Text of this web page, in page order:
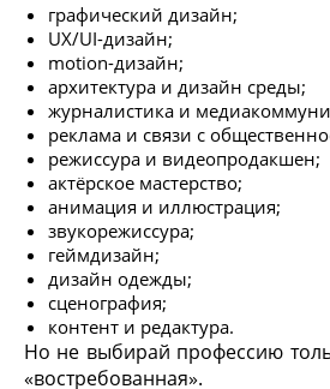
графический дизайн;
UX/UI-дизайн;
motion-дизайн;
архитектура и дизайн среды;
журналистика и
реклама и связи с
режиссура и видеопродакшен;
актёрское мастерство;
анимация и иллюстрация;
звукорежиссура;
геймдизайн;
дизайн одежды;
сценография;
контент и редактура.
Но не выбирай профессию
«востребованная».